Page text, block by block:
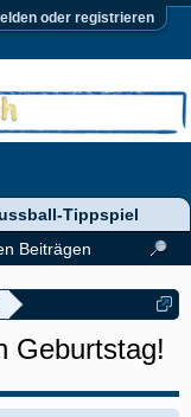
oder registrieren
Geburtstag!
Beiträgen
Tippspiel